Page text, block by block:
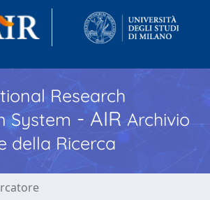
Research
System - AIR Archivio
della Ricerca